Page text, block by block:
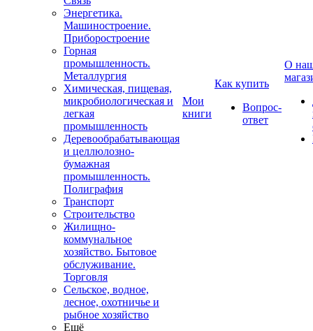
Энергетика.
Машиностроение.
Приборостроение
Горная
промышленность.
Металлургия
Химическая, пищевая,
микробиологическая и
легкая
промышленность
Деревообрабатывающая
и целлюлозно-
бумажная
промышленность.
Полиграфия
Транспорт
Строительство
Жилищно-
коммунальное
хозяйство. Бытовое
обслуживание.
Торговля
Сельское, водное,
лесное, охотничье и
рыбное хозяйство
Ещё
Мои
книги
Как купить
Вопрос-
ответ
О